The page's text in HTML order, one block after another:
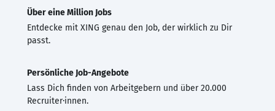
Über eine Million Jobs
Entdecke mit XING genau den Job, der wirklich zu Dir
passt.
Persönliche Job-Angebote
Lass Dich finden von Arbeitgebern und über 20.000
Recruiter·innen.